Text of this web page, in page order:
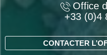
Office
+33 (0)4
CONTACTER